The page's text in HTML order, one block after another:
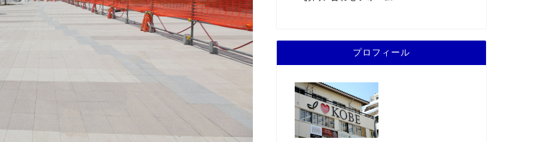
プロフィール